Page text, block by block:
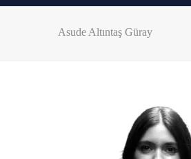
Asude Altıntaş Güray